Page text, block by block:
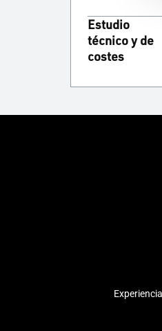
Estudio
técnico y de
costes